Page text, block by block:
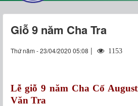
QUÁN VĂN
THƯ GIÃN
Giỗ 9 năm Cha Tra
Thứ năm - 23/04/2020 05:08 | 1153
Lễ giỗ 9 năm Cha Cố
Văn Tra